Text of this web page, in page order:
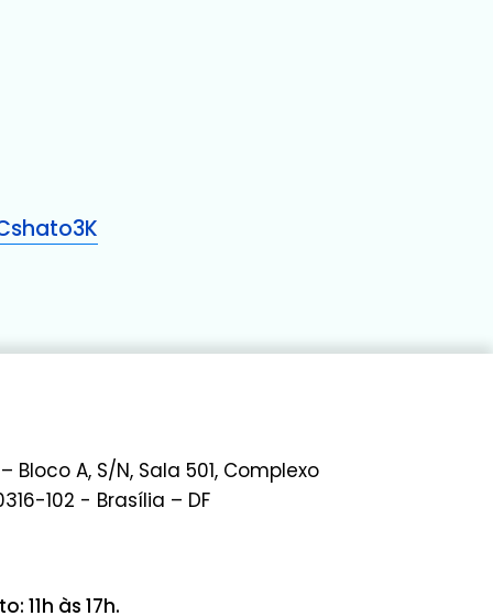
Bloco A, S/N, Sala 501, Complexo
102 - Brasília – DF
11h às 17h.